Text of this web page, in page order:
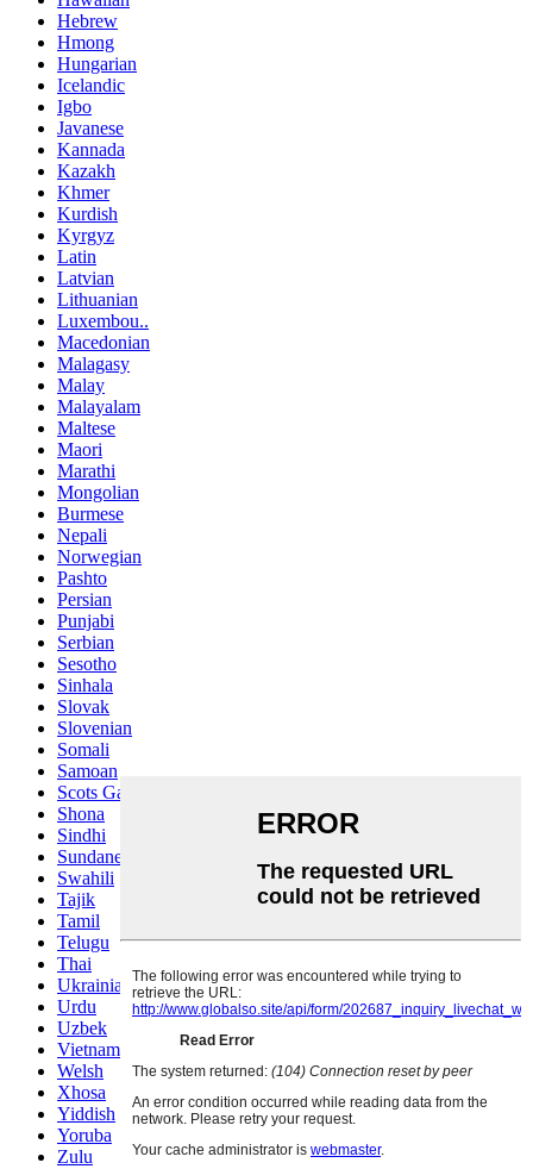
Hebrew
Hmong
Hungarian
Icelandic
Igbo
Javanese
Kannada
Kazakh
Khmer
Kurdish
Kyrgyz
Latin
Latvian
Lithuanian
Luxembou..
Macedonian
Malagasy
Malay
Malayalam
Maltese
Maori
Marathi
Mongolian
Burmese
Nepali
Norwegian
Pashto
Persian
Punjabi
Serbian
Sesotho
Sinhala
Slovak
Slovenian
Somali
Samoan
Scots Gaelic
Shona
Sindhi
Sundanese
Swahili
Tajik
Tamil
Telugu
Thai
Ukrainian
Urdu
Uzbek
Vietnamese
Welsh
Xhosa
Yiddish
Yoruba
Zulu